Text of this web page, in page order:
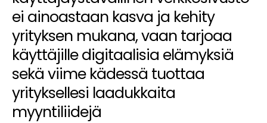
ei ainoastaan kasva ja kehity
yrityksen mukana, vaan tarjoaa
käyttäjille digitaalisia elämyksiä
sekä viime kädessä tuottaa
yrityksellesi laadukkaita
myyntiliidejä